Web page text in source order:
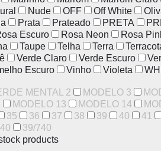
Nude OFF Off White
Prata Prateado PRETA
Escuro Rosa Neon Rosa
Taupe Telha Terra
Verde Claro Verde Escuro
Escuro Vinho Violeta
MENTAL 2 MODELO 3
MODELO 13 MODELO 14
35 36 37 38 39 40 41
39/740
products